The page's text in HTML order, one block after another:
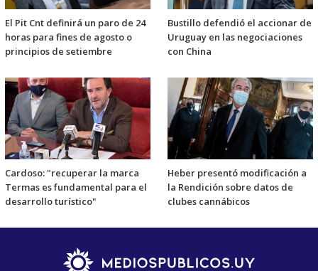
El Pit Cnt definirá un paro de 24
horas para fines de agosto o
principios de setiembre
Bustillo defendió el accionar de
Uruguay en las negociaciones
con China
Cardoso: "recuperar la marca
Termas es fundamental para el
desarrollo turístico"
Heber presentó modificación a
la Rendición sobre datos de
clubes cannábicos